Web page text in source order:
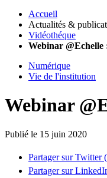
Accueil
Actualités &
Vidéothéque
Webinar
Numérique
Vie de l'institution
Webinar
Publié le 15 juin 2020
Partager sur Twitter
Partager sur